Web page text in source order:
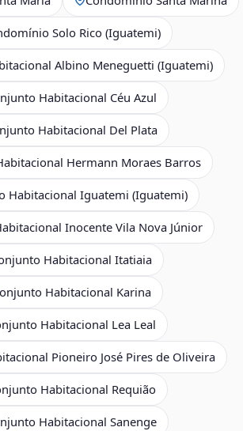
Solo Rico (Iguatemi)
Albino Meneguetti (Iguatemi)
Habitacional Céu Azul
Habitacional Del Plata
Hermann Moraes Barros
Habitacional Iguatemi (Iguatemi)
Inocente Vila Nova Júnior
Habitacional Itatiaia
Habitacional Karina
Habitacional Lea Leal
Pioneiro José Pires de Oliveira
Habitacional Requião
Habitacional Sanenge